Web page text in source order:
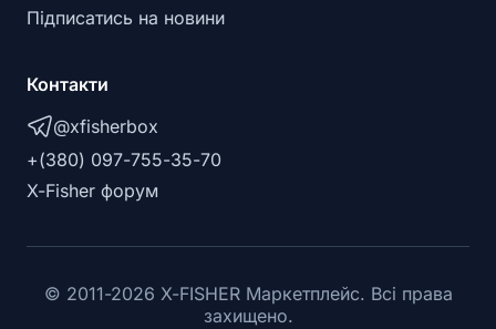
Підписатись на новини
Контакти
@xfisherbox
+(380) 097-755-35-70
X-Fisher форум
© 2011-2026 X-FISHER Маркетплейс. Всі права
захищено.